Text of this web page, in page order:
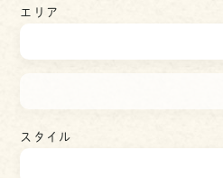
エリア
スタイル